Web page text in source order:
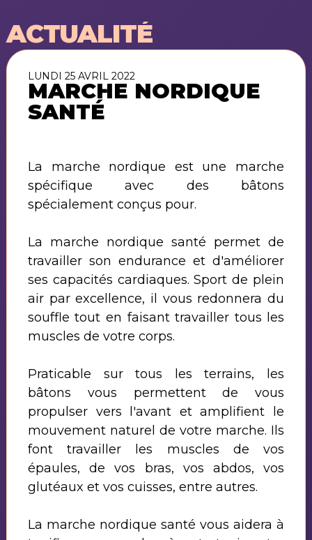
ACTUALITÉ
LUNDI 25 AVRIL 2022
MARCHE NORDIQUE
SANTÉ
La marche nordique est une marche
spécifique avec des bâtons
spécialement conçus pour.
La marche nordique santé permet de
travailler son endurance et d'améliorer
ses capacités cardiaques. Sport de plein
air par excellence, il vous redonnera du
souffle tout en faisant travailler tous les
muscles de votre corps.
Praticable sur tous les terrains, les
bâtons vous permettent de vous
propulser vers l'avant et amplifient le
mouvement naturel de votre marche. Ils
font travailler les muscles de vos
épaules, de vos bras, vos abdos, vos
glutéaux et vos cuisses, entre autres.
La marche nordique santé vous aidera à